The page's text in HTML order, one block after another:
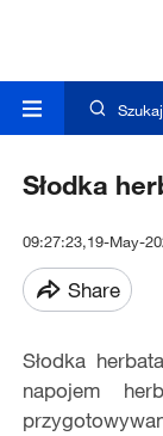
Szukaj
Słodka
09:27:23,19-May-
Share
Słodka
napojem